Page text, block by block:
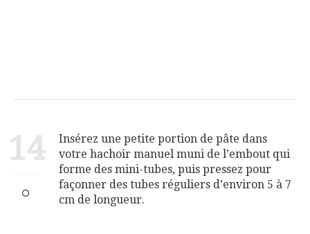
14
Insérez une petite portion de pâte dans
votre hachoir manuel muni de l’embout qui
forme des mini-tubes, puis pressez pour
façonner des tubes réguliers d’environ 5 à 7
cm de longueur.